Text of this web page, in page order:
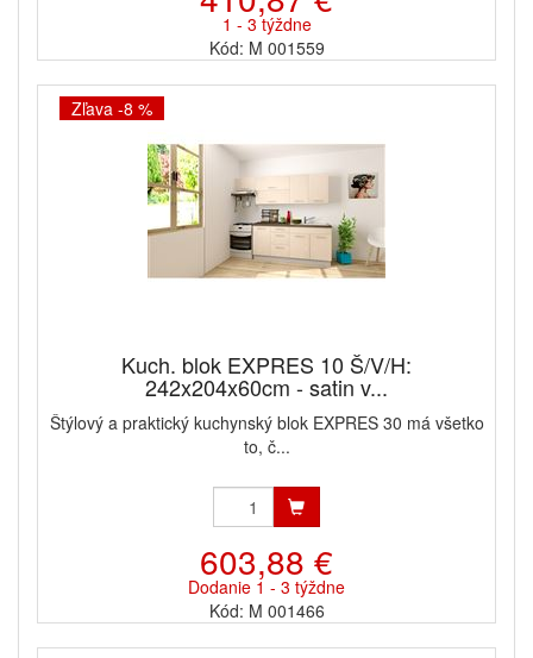
1 - 3 týždne
Kód: M 001559
Zľava -8 %
Kuch. blok EXPRES 10 Š/V/H:
242x204x60cm - satin v...
Štýlový a praktický kuchynský blok EXPRES 30 má všetko
to, č...
603,88 €
Dodanie 1 - 3 týždne
Kód: M 001466